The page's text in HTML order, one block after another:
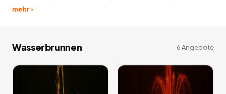
passende Dekoration zum Leihen. Hier können Sie unter
Schaufensterpuppen, Vier Jahreszeiten, Wasserbrunnen,
Weihnachten und Zimmerausstattung mieten. Lassen Sie sich
von den über 1000 Miet-Angeboten inspirieren und werden
Sie zum Deko-Künstler. Auf Miet24 einfach diverse
mehr ›
Wasserbrunnen 6Angebote